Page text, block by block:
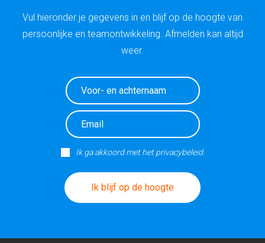
Vul hieronder je gegevens in en blijf op de hoogte van
persoonlijke en teamontwikkeling. Afmelden kan altijd
weer.
Ik ga akkoord met het privacybeleid.
Ik blijf op de hoogte